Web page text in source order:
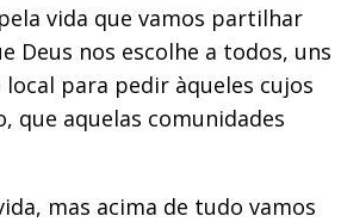
vida que vamos partilhar
Deus nos escolhe a todos, uns
para pedir àqueles cujos
que aquelas comunidades
mas acima de tudo vamos